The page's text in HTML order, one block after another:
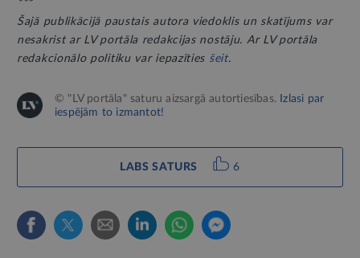
***
Šajā publikācijā paustais autora viedoklis un skatījums var
nesakrist ar LV portāla redakcijas nostāju. Ar LV portāla
redakcionālo politiku var iepazīties šeit.
© "LV portāla" saturu aizsargā autortiesības.
Izlasi par
iespējām to izmantot!
LABS SATURS 6